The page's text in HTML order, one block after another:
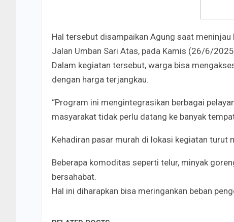
Hal tersebut disampaikan Agung saat
Jalan Umban Sari Atas, pada Kamis (26/6/
Dalam kegiatan tersebut, warga bisa
dengan harga terjangkau.
“Program ini mengintegrasikan berbagai
masyarakat tidak perlu datang ke banyak
Kehadiran pasar murah di lokasi kegiatan turut
Beberapa komoditas seperti telur, minyak
bersahabat.
Hal ini diharapkan bisa meringankan beban